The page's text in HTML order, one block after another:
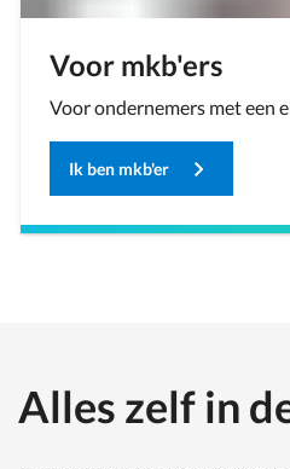
Voor mkb'ers
Voor ondernemers met een
Ik ben mkb'er
Alles zelf in